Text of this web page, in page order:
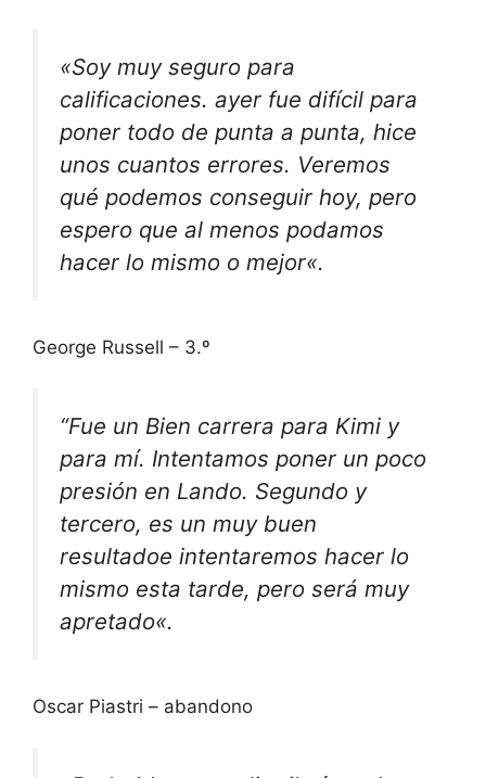
«Soy muy seguro para
calificaciones. ayer fue difícil para
poner todo de punta a punta, hice
unos cuantos errores. Veremos
qué podemos conseguir hoy, pero
espero que al menos podamos
hacer lo mismo o mejor«.
George Russell – 3.º
“Fue un Bien carrera para Kimi y
para mí. Intentamos poner un poco
presión en Lando. Segundo y
tercero, es un muy buen
resultadoe intentaremos hacer lo
mismo esta tarde, pero será muy
apretado«.
Oscar Piastri – abandono